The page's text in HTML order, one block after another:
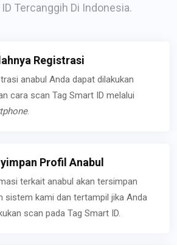
Tercanggih Di Indonesia.
Registrasi
anabul Anda dapat dilakukan
cara scan Tag Smart ID melalui
.
Profil Anabul
terkait anabul akan tersimpan
sistem kami dan tertampil jika Anda
scan pada Tag Smart ID.